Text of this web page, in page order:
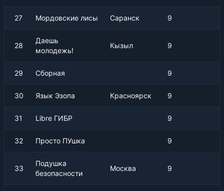
27 Мордовские лисы Саранск 9
28
Даешь
молодежь!
Кызыл 9
29 Сборная 9
30 Язык Эзопа Красноярск 9
31 Libre ГИБР 9
32 Просто ПУшка 9
33
Подушка
безопасности
Москва 9